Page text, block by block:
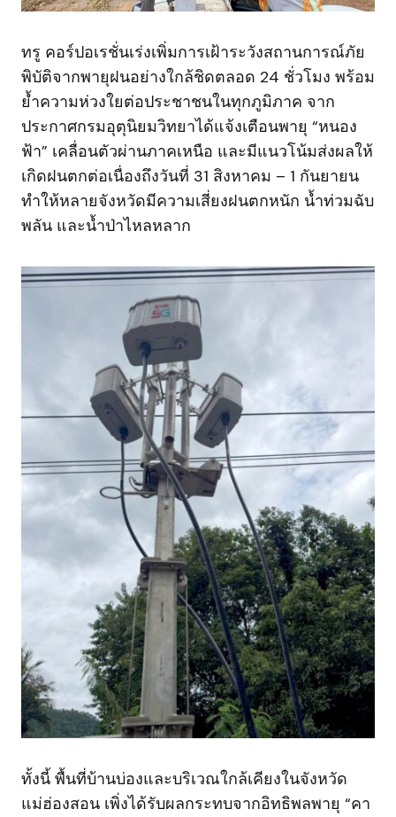
ทรู คอร์ปอเรชั่นเร่งเพิ่มการเฝ้าระวังสถานการณ์ภัย
พิบัติจากพายุฝนอย่างใกล้ชิดตลอด 24 ชั่วโมง พร้อม
ย้ำความห่วงใยต่อประชาชนในทุกภูมิภาค จาก
ประกาศกรมอุตุนิยมวิทยาได้แจ้งเตือนพายุ “หนอง
ฟ้า” เคลื่อนตัวผ่านภาคเหนือ และมีแนวโน้มส่งผลให้
เกิดฝนตกต่อเนื่องถึงวันที่ 31 สิงหาคม – 1 กันยายน
ทำให้หลายจังหวัดมีความเสี่ยงฝนตกหนัก น้ำท่วมฉับ
พลัน และน้ำป่าไหลหลาก
ทั้งนี้ พื้นที่บ้านบ่องและบริเวณใกล้เคียงในจังหวัด
แม่ฮ่องสอน เพิ่งได้รับผลกระทบจากอิทธิพลพายุ “คา